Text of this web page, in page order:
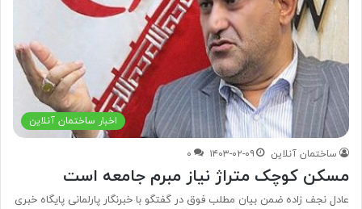
اخبار ساختمان آنلاین
ساختمان آنلاین ۱۴۰۳-۰۲-۰۹ ۰
مسکن کوچک متراژ نیاز مبرم جامعه است
عادل نجف زاده ضمن بیان مطلب فوق در گفتگو با خبرنگار پارلمانی پایگاه خبری